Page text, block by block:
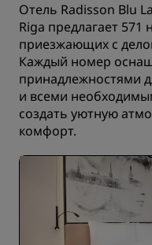
Отель Radisson Blu
Riga предлагает 571
приезжающих с
Каждый номер
принадлежностями
и всеми
создать уютную
комфорт.